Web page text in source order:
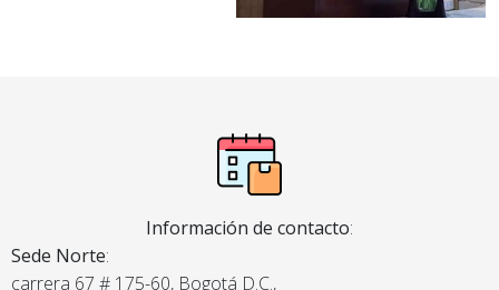
Información de contacto:
Sede Norte:
carrera 67 # 175-60, Bogotá D.C.,